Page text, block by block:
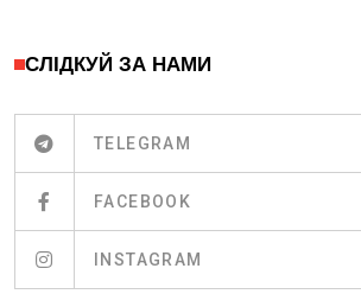
СЛІДКУЙ ЗА НАМИ
TELEGRAM
FACEBOOK
INSTAGRAM